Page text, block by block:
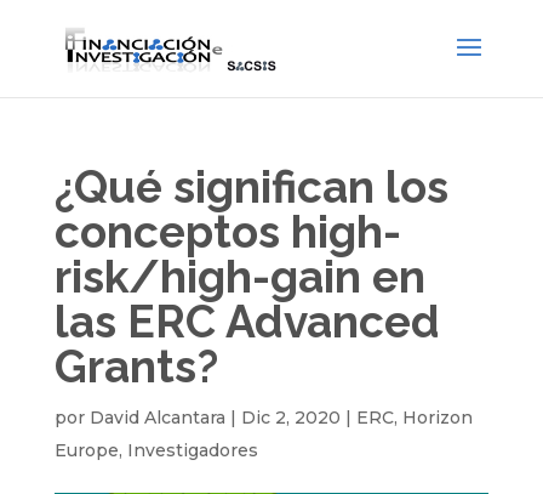
¿Qué significan los
conceptos high-
risk/high-gain en
las ERC Advanced
Grants?
por David Alcantara | Dic 2, 2020 | ERC, Horizon
Europe, Investigadores